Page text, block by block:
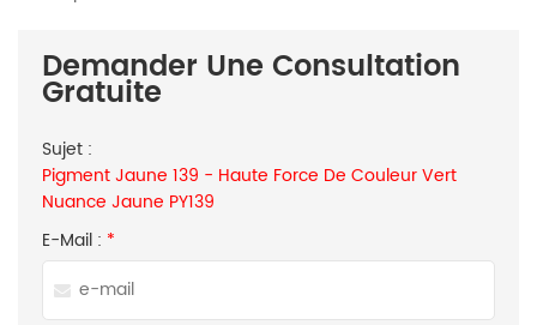
Demander Une Consultation
Gratuite
Sujet :
Pigment Jaune 139 - Haute Force De Couleur Vert
Nuance Jaune PY139
E-Mail : *